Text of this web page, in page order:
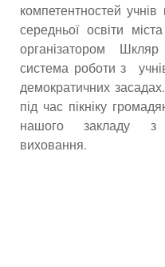
компетентностей
середньої освіти
організатором
система роботи з
демократичних
під час пікніку
нашого закладу з
виховання.